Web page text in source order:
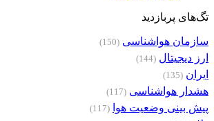
تگ‌های پربازدید
سازمان هواشناسی (150)
ارز دیجیتال (144)
ایران (135)
هشدار هواشناسی (117)
پیش بینی وضعیت هوا (117)